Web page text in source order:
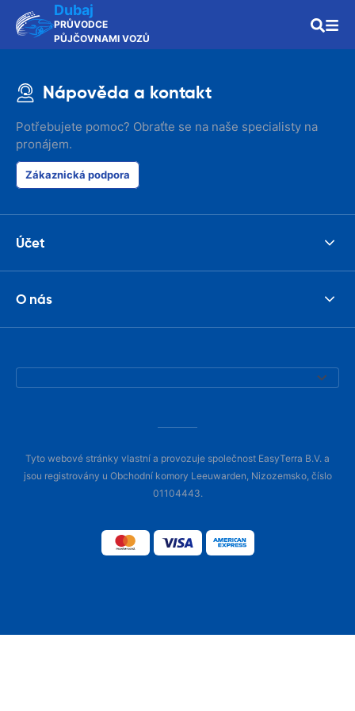
Dubaj
PRŮVODCE
PŮJČOVNAMI VOZŮ
Nápověda a kontakt
Potřebujete pomoc? Obraťte se na naše specialisty na
pronájem.
Zákaznická podpora
Účet
O nás
Tyto webové stránky vlastní a provozuje společnost EasyTerra B.V. a
jsou registrovány u Obchodní komory Leeuwarden, Nizozemsko, číslo
01104443.